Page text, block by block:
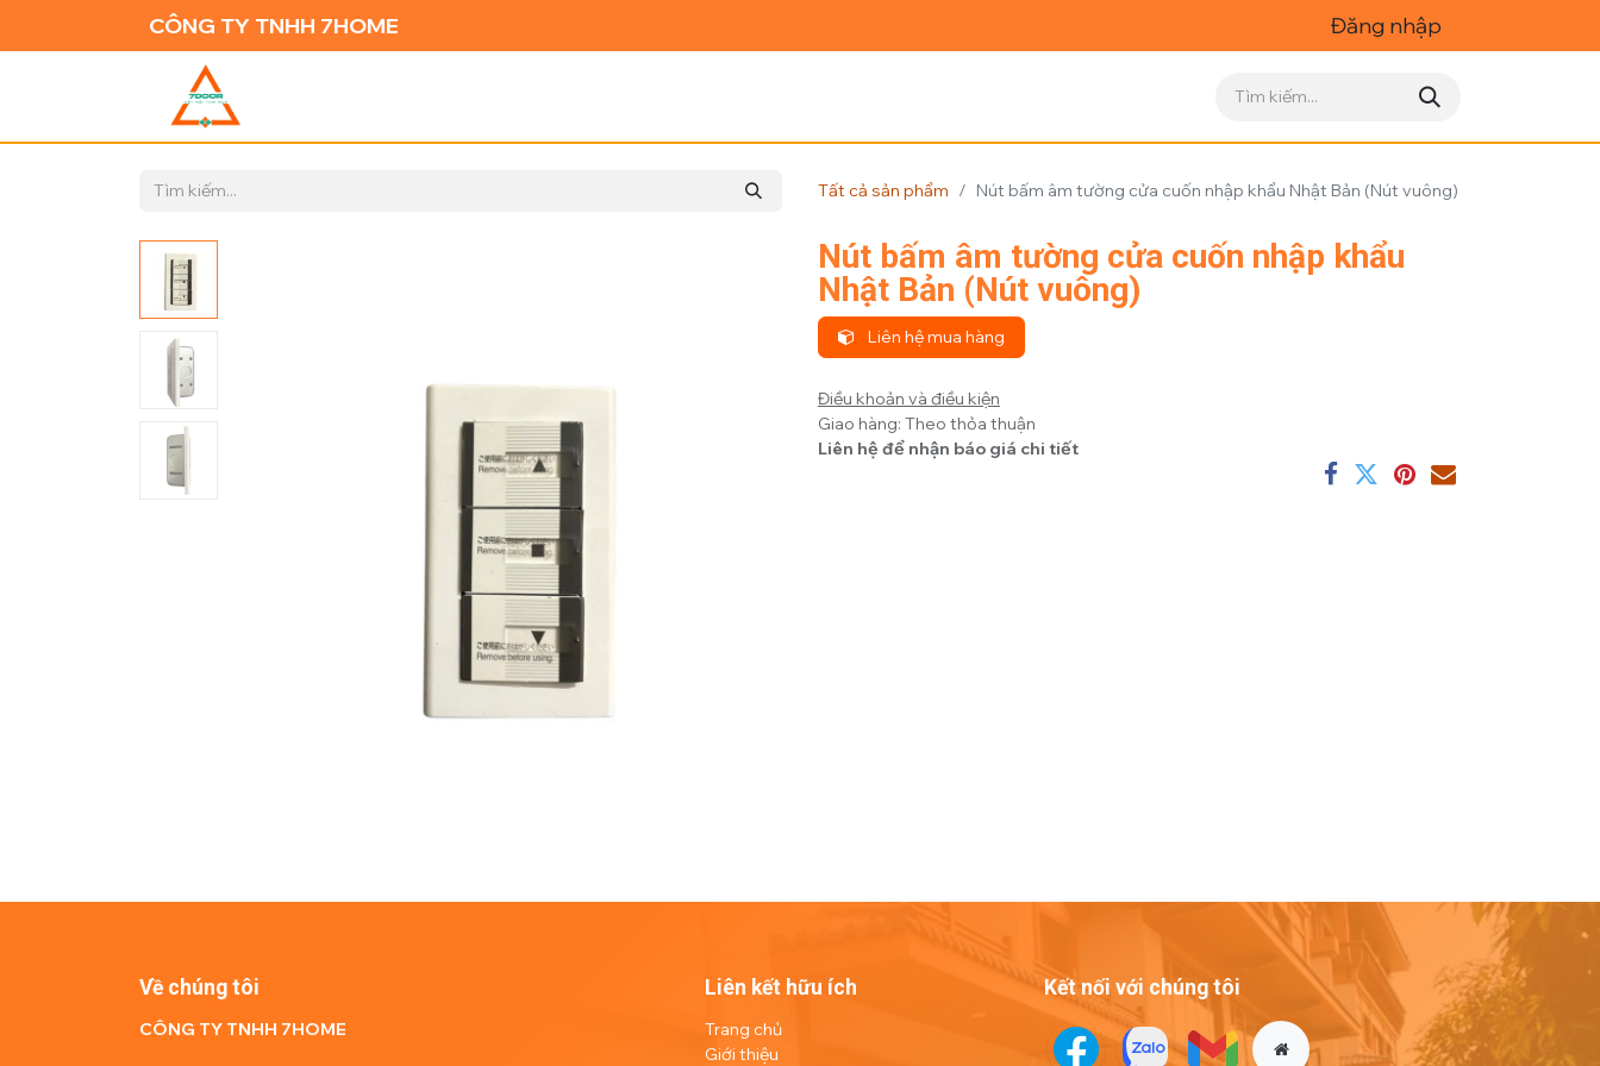
CÔNG TY TNHH 7HOME Đăng nhập
Tất cả sản phẩm Nút bấm âm tường cửa cuốn nhập khẩu Nhật Bản (Nút vuông)
Nút bấm âm tường cửa cuốn nhập khẩu
Nhật Bản (Nút vuông)
Liên hệ mua hàng
Điều khoản và điều kiện
Giao hàng: Theo thỏa thuận
Liên hệ để nhận báo giá chi tiết
Về chúng tôi
CÔNG TY TNHH 7HOME
Liên kết hữu ích
Trang chủ
Giới thiệu
Kết nối với chúng tôi